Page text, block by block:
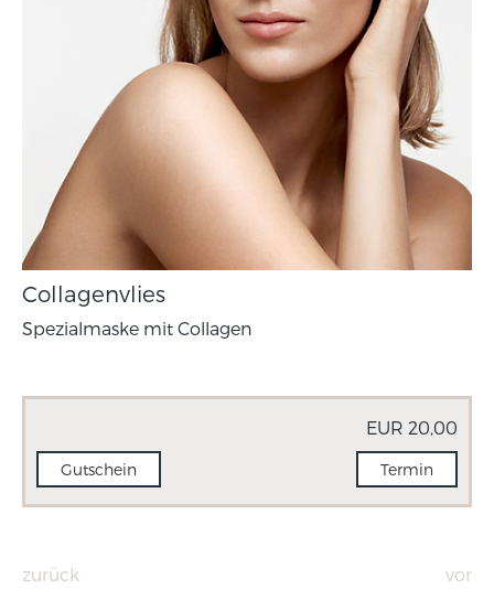
Collagenvlies
Spezialmaske mit Collagen
EUR 20,00
Gutschein Termin
zurück vor